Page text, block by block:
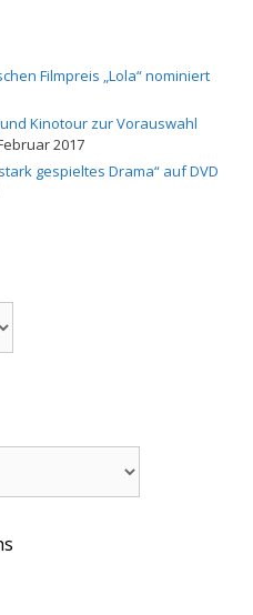
Filmpreis „Lola“ nominiert
und Kinotour zur Vorauswahl
2017
gespieltes Drama“ auf DVD